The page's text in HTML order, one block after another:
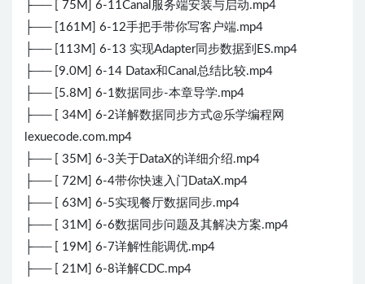
├── [ 75M] 6-11Canal服务端安装与启动.mp4
├── [161M] 6-12手把手带你写客户端.mp4
├── [113M] 6-13 实现Adapter同步数据到ES.mp4
├── [9.0M] 6-14 Datax和Canal总结比较.mp4
├── [5.8M] 6-1数据同步-本章导学.mp4
├── [ 34M] 6-2详解数据同步方式@乐学编程网
lexuecode.com.mp4
├── [ 35M] 6-3关于DataX的详细介绍.mp4
├── [ 72M] 6-4带你快速入门DataX.mp4
├── [ 63M] 6-5实现餐厅数据同步.mp4
├── [ 31M] 6-6数据同步问题及其解决方案.mp4
├── [ 19M] 6-7详解性能调优.mp4
├── [ 21M] 6-8详解CDC.mp4